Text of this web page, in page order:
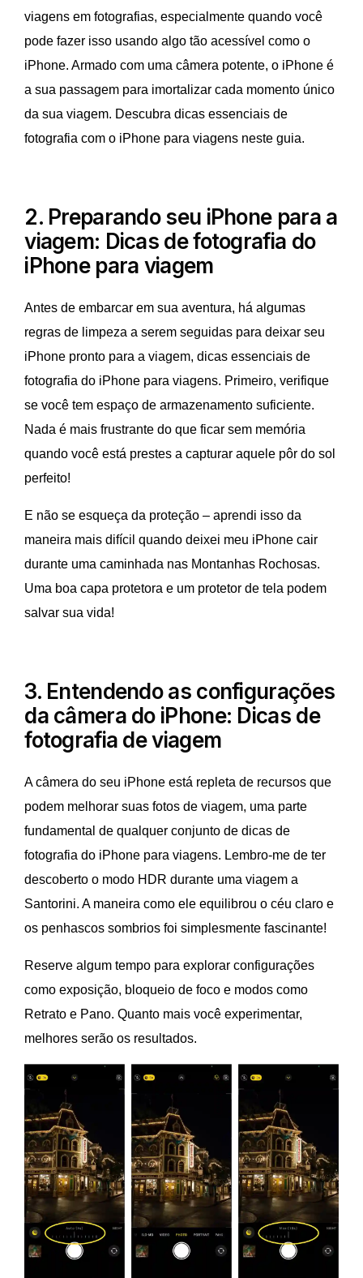
viagens em fotografias, especialmente quando você
pode fazer isso usando algo tão acessível como o
iPhone. Armado com uma câmera potente, o iPhone é
a sua passagem para imortalizar cada momento único
da sua viagem. Descubra dicas essenciais de
fotografia com o iPhone para viagens neste guia.
2. Preparando seu iPhone para a
viagem: Dicas de fotografia do
iPhone para viagem
Antes de embarcar em sua aventura, há algumas
regras de limpeza a serem seguidas para deixar seu
iPhone pronto para a viagem, dicas essenciais de
fotografia do iPhone para viagens. Primeiro, verifique
se você tem espaço de armazenamento suficiente.
Nada é mais frustrante do que ficar sem memória
quando você está prestes a capturar aquele pôr do sol
perfeito!
E não se esqueça da proteção – aprendi isso da
maneira mais difícil quando deixei meu iPhone cair
durante uma caminhada nas Montanhas Rochosas.
Uma boa capa protetora e um protetor de tela podem
salvar sua vida!
3. Entendendo as configurações
da câmera do iPhone: Dicas de
fotografia de viagem
A câmera do seu iPhone está repleta de recursos que
podem melhorar suas fotos de viagem, uma parte
fundamental de qualquer conjunto de dicas de
fotografia do iPhone para viagens. Lembro-me de ter
descoberto o modo HDR durante uma viagem a
Santorini. A maneira como ele equilibrou o céu claro e
os penhascos sombrios foi simplesmente fascinante!
Reserve algum tempo para explorar configurações
como exposição, bloqueio de foco e modos como
Retrato e Pano. Quanto mais você experimentar,
melhores serão os resultados.